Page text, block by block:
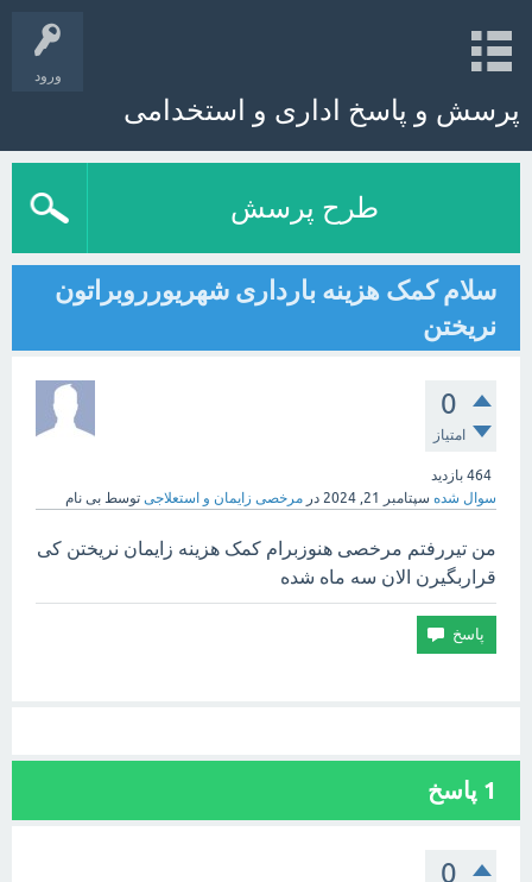
ورود
پرسش و پاسخ اداری و استخدامی
طرح پرسش
سلام کمک هزینه بارداری شهریورروبراتون
نریختن
0
امتیاز
464 بازدید
سوال شده سپتامبر 21, 2024 در مرخصی زایمان و استعلاجی توسط بی نام
من تیررفتم مرخصی هنوزبرام کمک هزینه زایمان نریختن کی
قراربگیرن الان سه ماه شده
1 پاسخ
0